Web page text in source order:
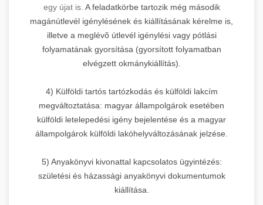
egy újat is. A feladatkörbe tartozik még második
magánútlevél igénylésének és kiállításának kérelme is,
illetve a meglévõ útlevél igénylési vagy pótlási
folyamatának gyorsítása (gyorsított folyamatban
elvégzett okmánykiállítás).
4) Külföldi tartós tartózkodás és külföldi lakcím
megváltoztatása: magyar állampolgárok esetében
külföldi letelepedési igény bejelentése és a magyar
állampolgárok külföldi lakóhelyváltozásának jelzése.
5) Anyakönyvi kivonattal kapcsolatos ügyintézés:
születési és házassági anyakönyvi dokumentumok
kiállítása.